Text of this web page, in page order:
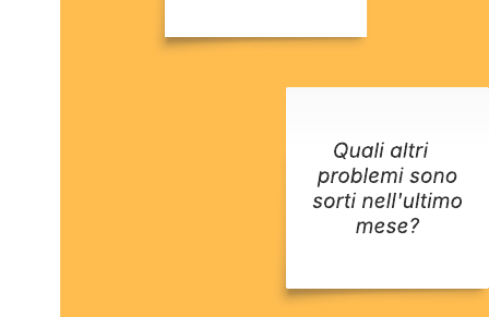
Questo modello di workshop sulla riflessione può aiutarti a: